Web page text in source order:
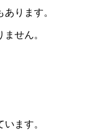
ります。
せん。
ます。